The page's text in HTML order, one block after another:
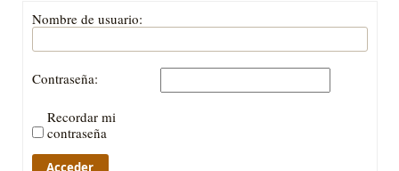
Nombre de usuario:
Contraseña:
Recordar mi
contraseña